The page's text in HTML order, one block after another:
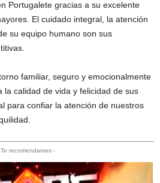
Portugalete gracias a su excelente
El cuidado integral, la atención
su equipo humano son sus
familiar, seguro y emocionalmente
la calidad de vida y felicidad de sus
para confiar la atención de nuestros
recomendamos -